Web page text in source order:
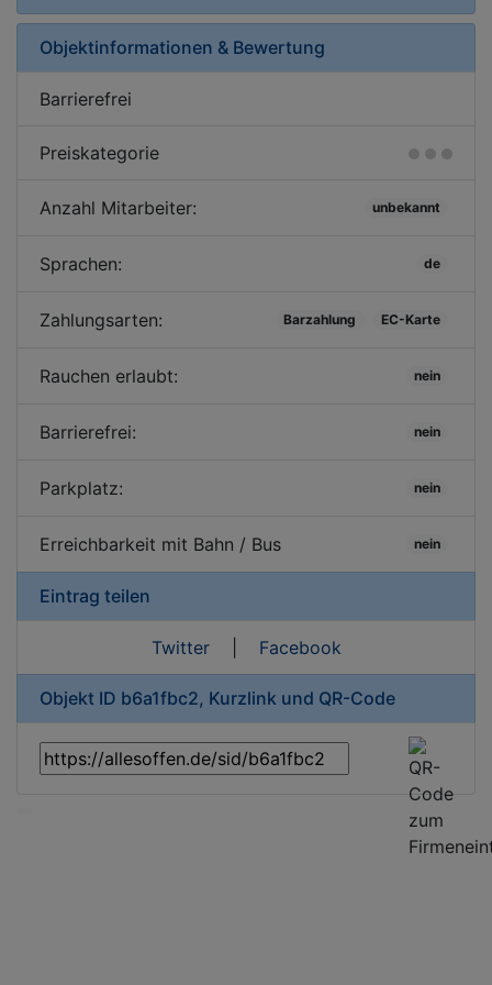
Objektinformationen & Bewertung
Barrierefrei
Preiskategorie
Anzahl Mitarbeiter: unbekannt
Sprachen: de
Zahlungsarten: Barzahlung EC-Karte
Rauchen erlaubt: nein
Barrierefrei: nein
Parkplatz: nein
Erreichbarkeit mit Bahn / Bus nein
Eintrag teilen
Twitter| Facebook
Objekt ID b6a1fbc2, Kurzlink und QR-Code